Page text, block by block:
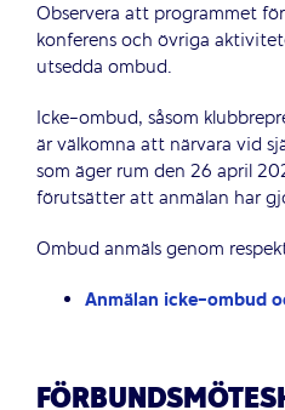
Observera att programmet
konferens och övriga
utsedda ombud.
Icke-ombud, såsom
är välkomna att närvara vid
som äger rum den 26 april
förutsätter att anmälan har
Ombud anmäls genom
Anmälan icke-ombud